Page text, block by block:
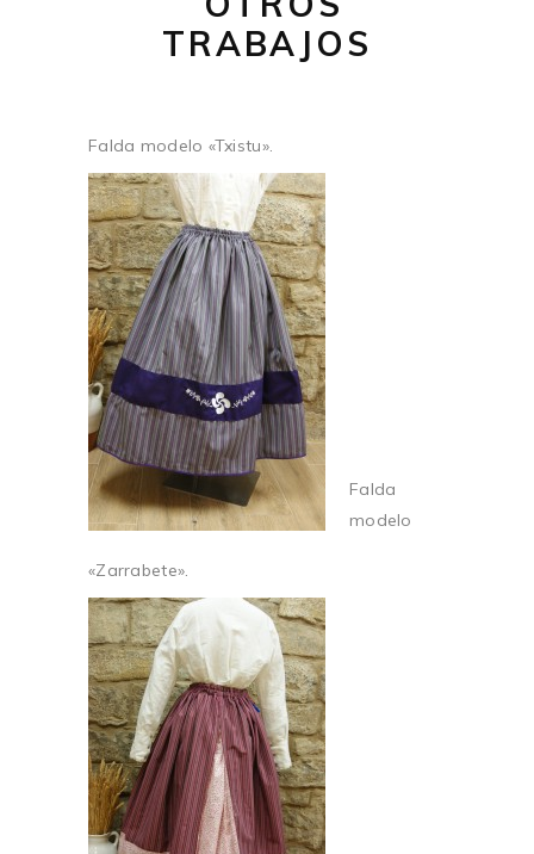
TRABAJOS
Falda modelo «Txistu».
Falda
modelo
«Zarrabete».